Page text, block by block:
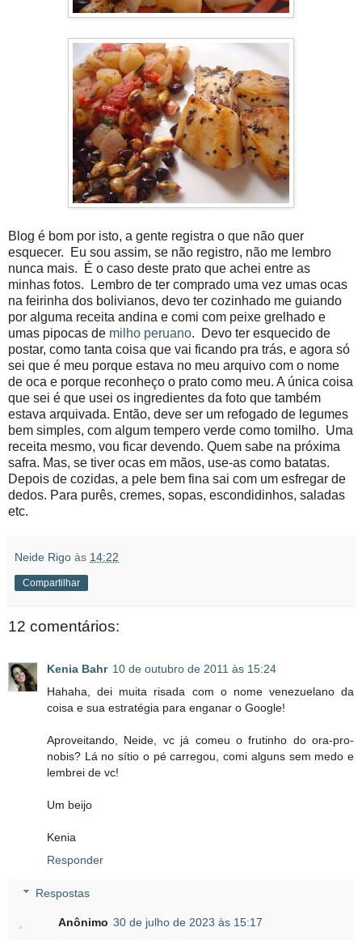
Blog é bom por isto, a gente registra o que não quer
esquecer. Eu sou assim, se não registro, não me lembro
nunca mais. É o caso deste prato que achei entre as
minhas fotos. Lembro de ter comprado uma vez umas ocas
na feirinha dos bolivianos, devo ter cozinhado me guiando
por alguma receita andina e comi com peixe grelhado e
umas pipocas de milho peruano. Devo ter esquecido de
postar, como tanta coisa que vai ficando pra trás, e agora só
sei que é meu porque estava no meu arquivo com o nome
de oca e porque reconheço o prato como meu. A única coisa
que sei é que usei os ingredientes da foto que também
estava arquivada. Então, deve ser um refogado de legumes
bem simples, com algum tempero verde como tomilho. Uma
receita mesmo, vou ficar devendo. Quem sabe na próxima
safra. Mas, se tiver ocas em mãos, use-as como batatas.
Depois de cozidas, a pele bem fina sai com um esfregar de
dedos. Para purês, cremes, sopas, escondidinhos, saladas
etc.
Neide Rigo às 14:22
Compartilhar
12 comentários:
Kenia Bahr 10 de outubro de 2011 às 15:24
Hahaha, dei muita risada com o nome venezuelano da
coisa e sua estratégia para enganar o Google!
Aproveitando, Neide, vc já comeu o frutinho do ora-pro-
nobis? Lá no sítio o pé carregou, comi alguns sem medo e
lembrei de vc!
Um beijo
Kenia
Responder
Respostas
Anônimo 30 de julho de 2023 às 15:17